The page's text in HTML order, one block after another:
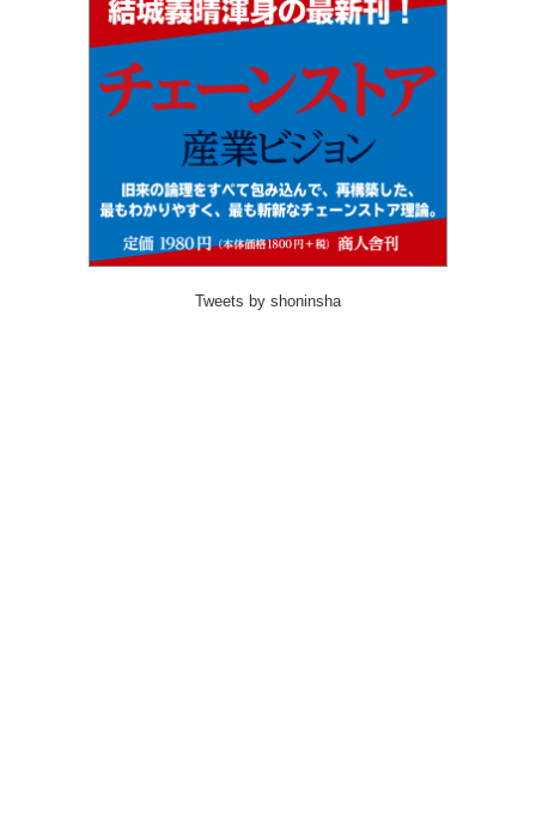
Tweets by shoninsha